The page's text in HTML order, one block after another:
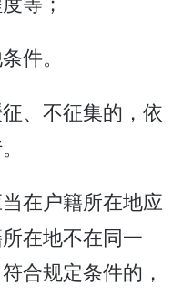
件。
、不征集的，依
在户籍所在地应
在地不在同一
合规定条件的，